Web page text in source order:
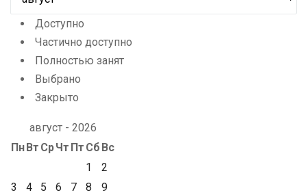
Доступно
Частично доступно
Полностью занят
Выбрано
Закрыто
август - 2026
ПнВт СрЧт Пт Сб Вс
1
2
3
4 5 6 7 8
9